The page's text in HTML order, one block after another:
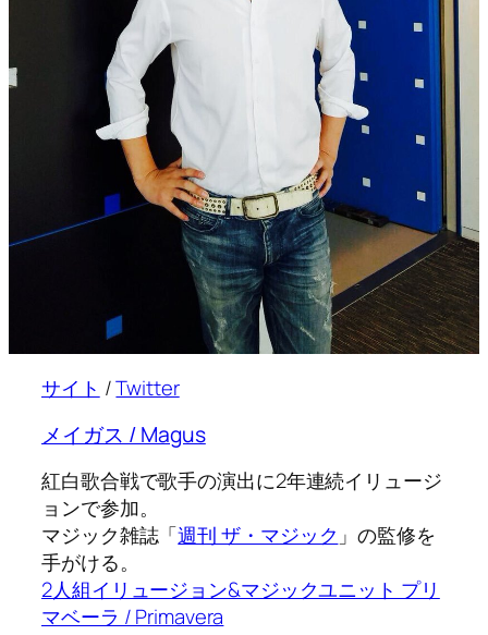
サイト /Twitter
メイガス / Magus
紅白歌合戦で歌手の演出に2年連続イリュージ
ョンで参加。
マジック雑誌「週刊 ザ・マジック 」の監修を
手がける。
2人組イリュージョン&マジックユニット プリ
マベーラ / Primavera